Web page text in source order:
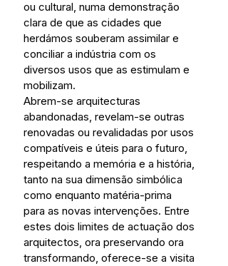
ou cultural, numa demonstração
clara de que as cidades que
herdámos souberam assimilar e
conciliar a indústria com os
diversos usos que as estimulam e
mobilizam.
Abrem-se arquitecturas
abandonadas, revelam-se outras
renovadas ou revalidadas por usos
compatíveis e úteis para o futuro,
respeitando a memória e a história,
tanto na sua dimensão simbólica
como enquanto matéria-prima
para as novas intervenções. Entre
estes dois limites de actuação dos
arquitectos, ora preservando ora
transformando, oferece-se a visita